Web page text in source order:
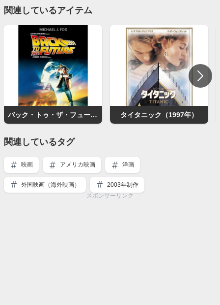
関連しているアイテム
バック・トゥ・ザ・フューチャー タイタニック（1997年）
関連しているタグ
映画 アメリカ映画 洋画
外国映画（海外映画）
2003年制作
スポンサーリンク